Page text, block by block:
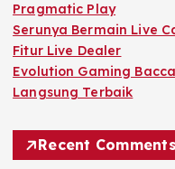
Pragmatic Play
Serunya Bermain Live
Fitur Live Dealer
Evolution Gaming
Langsung Terbaik
Recent Comments